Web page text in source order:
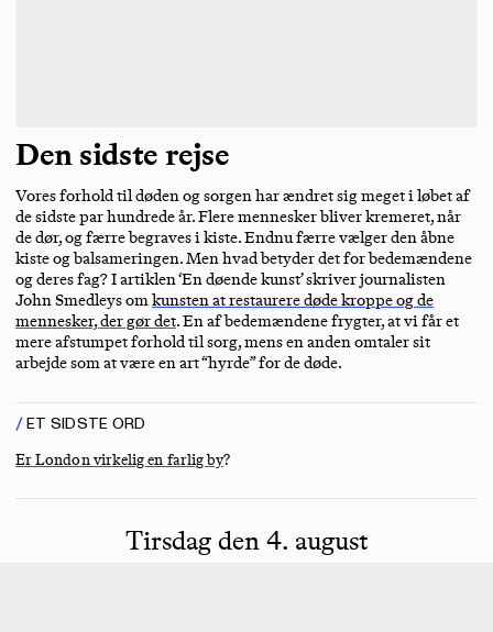
Den sidste rejse
Vores forhold til døden og sorgen har ændret sig meget i løbet af
de sidste par hundrede år. Flere mennesker bliver kremeret, når
de dør, og færre begraves i kiste. Endnu færre vælger den åbne
kiste og balsameringen. Men hvad betyder det for bedemændene
og deres fag? I artiklen ‘En døende kunst’ skriver journalisten
John Smedleys omkunsten at restaurere døde kroppe og de
mennesker, der gør det. En af bedemændene frygter, at vi får et
mere afstumpet forhold til sorg, mens en anden omtaler sit
arbejde som at være en art “hyrde” for de døde.
ET SIDSTE ORD
Er London virkelig en farlig by?
Tirsdag den 4. august